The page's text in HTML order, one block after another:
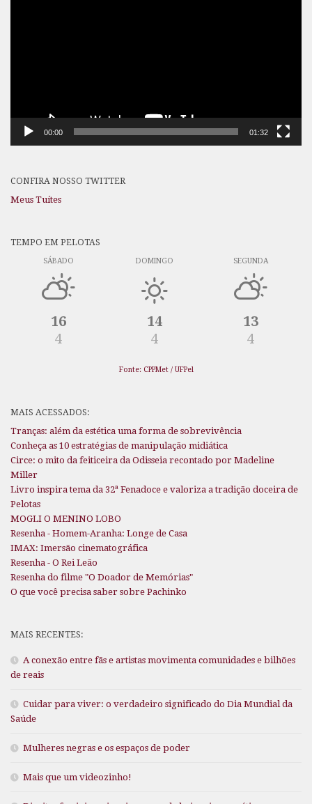
00:00 01:32
CONFIRA NOSSO TWITTER
Meus Tuítes
TEMPO EM PELOTAS
SÁBADO
16
4
DOMINGO
14
4
SEGUNDA
13
4
Fonte: CPPMet / UFPel
MAIS ACESSADOS:
Tranças: além da estética uma forma de sobrevivência
Conheça as 10 estratégias de manipulação midiática
Circe: o mito da feiticeira da Odisseia recontado por Madeline
Miller
Livro inspira tema da 32ª Fenadoce e valoriza a tradição doceira de
Pelotas
MOGLI O MENINO LOBO
Resenha - Homem-Aranha: Longe de Casa
IMAX: Imersão cinematográfica
Resenha - O Rei Leão
Resenha do filme "O Doador de Memórias"
O que você precisa saber sobre Pachinko
MAIS RECENTES:
A conexão entre fãs e artistas movimenta comunidades e bilhões
de reais
Cuidar para viver: o verdadeiro significado do Dia Mundial da
Saúde
Mulheres negras e os espaços de poder
Mais que um videozinho!